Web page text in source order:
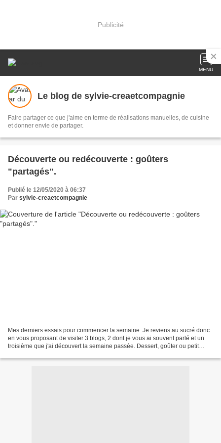
Publicité
MENU
Le blog de sylvie-creaetcompagnie
Faire partager ce que j'aime en terme de réalisations manuelles, de cuisine
et donner envie de partager.
Découverte ou redécouverte : goûters
"partagés".
Publié le 12/05/2020 à 06:37
Par sylvie-creaetcompagnie
Mes derniers essais pour commencer la semaine. Je reviens au sucré donc
en vous proposant de visiter 3 blogs, 2 dont je vous ai souvent parlé et un
troisième que j'ai découvert la semaine passée. Dessert, goûter ou petit